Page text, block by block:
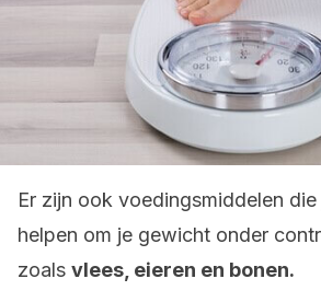
Er zijn ook voedingsmiddelen die
helpen om je gewicht onder
zoals vlees, eieren en bonen.